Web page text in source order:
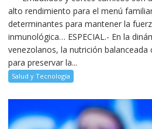
alto rendimiento para el menú
determinantes para mantener la
inmunológica… ESPECIAL.- En la
venezolanos, la nutrición balanceada
para preservar la...
Salud y Tecnología